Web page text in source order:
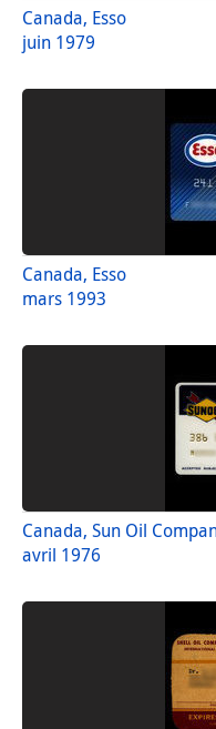
Canada, Esso
juin 1979
Canada, Esso
mars 1993
Canada, Sun Oil
avril 1976